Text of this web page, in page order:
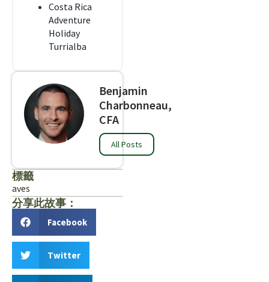
Costa Rica
Adventure
Holiday
Turrialba
Benjamin
Charbonneau,
CFA
All Posts
標籤
aves
分享此故事：
Facebook
Twitter